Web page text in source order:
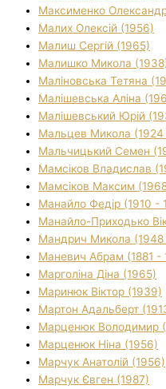
Максименко
Малих Олексій (1956)
Малиш Сергій (1965)
Малишко Микола
Маліновська Тетяна
Малішевська Аліна
Малішевський Юрій
Мальцев Микола (1924
Мальчицький Семен
Мамсіков Владислав
Мамсіков Максим
Манайло Федір (1910 -
Манайло-Приходько
Мандрич Микола (1948
Маневич Абрам (1881 -
Марголіна Діна (1965)
Маринюк Віктор (1939)
Мартон Адальберт
Марценюк Володимир
Марценюк Ніна (1956)
Марчук Анатолій (1956)
Марчук Євген (1987)